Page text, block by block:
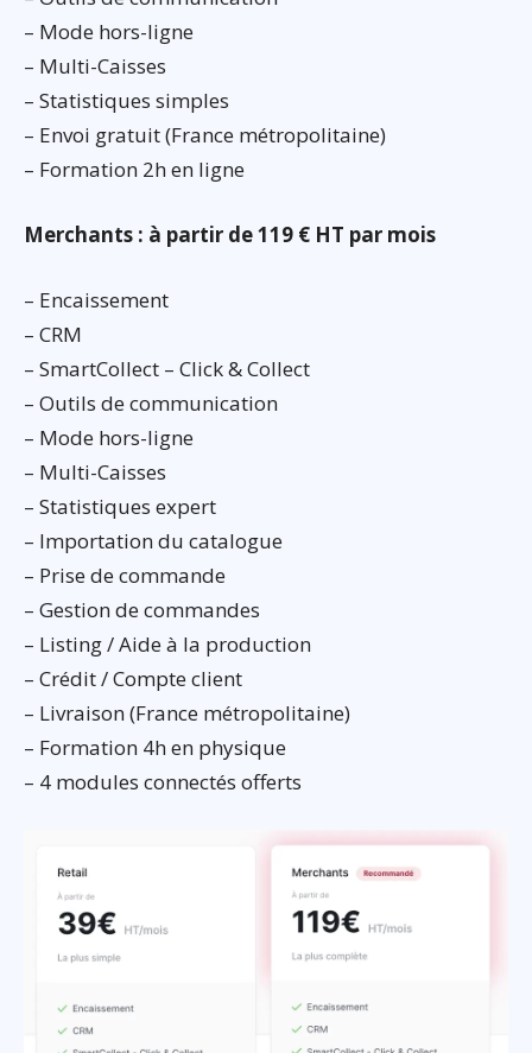
– Mode hors-ligne
– Multi-Caisses
– Statistiques simples
– Envoi gratuit (France métropolitaine)
– Formation 2h en ligne
Merchants : à partir de 119 € HT par mois
– Encaissement
– CRM
– SmartCollect – Click & Collect
– Outils de communication
– Mode hors-ligne
– Multi-Caisses
– Statistiques expert
– Importation du catalogue
– Prise de commande
– Gestion de commandes
– Listing / Aide à la production
– Crédit / Compte client
– Livraison (France métropolitaine)
– Formation 4h en physique
– 4 modules connectés offerts